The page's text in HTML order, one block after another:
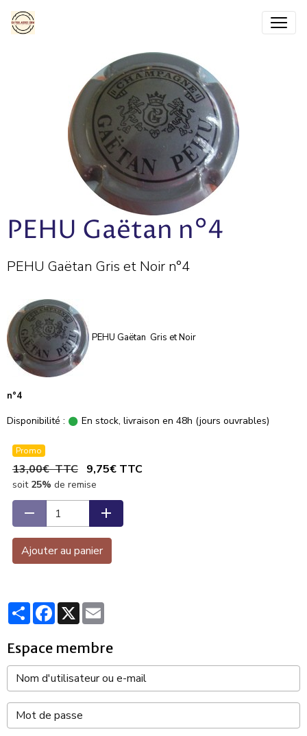
PEHU Gaëtan n°4
PEHU Gaëtan Gris et Noir n°4
PEHU Gaëtan Gris et Noir
n°4
Disponibilité : En stock, livraison en 48h (jours ouvrables)
Promo
13,00€ TTC 9,75€ TTC
soit 25% de remise
Ajouter au panier
PartagerFacebook
X
Espace membre